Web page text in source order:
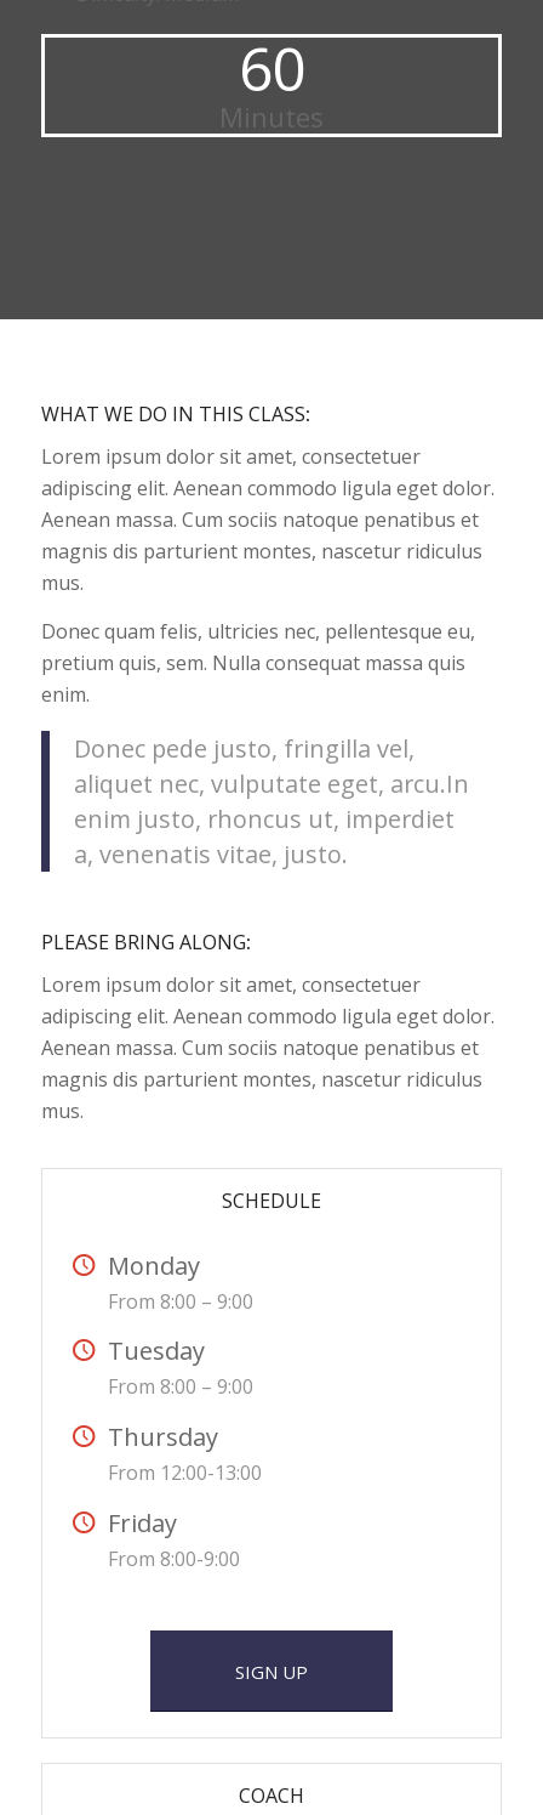
60
Minutes
WHAT WE DO IN THIS CLASS:
Lorem ipsum dolor sit amet, consectetuer
adipiscing elit. Aenean commodo ligula eget dolor.
Aenean massa. Cum sociis natoque penatibus et
magnis dis parturient montes, nascetur ridiculus
mus.
Donec quam felis, ultricies nec, pellentesque eu,
pretium quis, sem. Nulla consequat massa quis
enim.
Donec pede justo, fringilla vel,
aliquet nec, vulputate eget, arcu.In
enim justo, rhoncus ut, imperdiet
a, venenatis vitae, justo.
PLEASE BRING ALONG:
Lorem ipsum dolor sit amet, consectetuer
adipiscing elit. Aenean commodo ligula eget dolor.
Aenean massa. Cum sociis natoque penatibus et
magnis dis parturient montes, nascetur ridiculus
mus.
SCHEDULE
Monday
From 8:00 – 9:00
Tuesday
From 8:00 – 9:00
Thursday
From 12:00-13:00
Friday
From 8:00-9:00
SIGN UP
COACH